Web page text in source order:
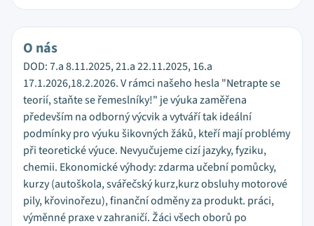
O nás
DOD: 7.a 8.11.2025, 21.a 22.11.2025, 16.a
17.1.2026,18.2.2026. V rámci našeho hesla "Netrapte se
teorií, staňte se řemeslníky!" je výuka zaměřena
především na odborný výcvik a vytváří tak ideální
podmínky pro výuku šikovných žáků, kteří mají problémy
při teoretické výuce. Nevyučujeme cizí jazyky, fyziku,
chemii. Ekonomické výhody: zdarma učební pomůcky,
kurzy (autoškola, svářečský kurz,kurz obsluhy motorové
pily, křovinořezu), finanční odměny za produkt. práci,
výměnné praxe v zahraničí. Žáci všech oborů po